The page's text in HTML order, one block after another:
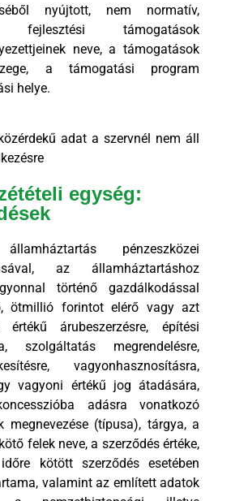
nyújtott, nem normatív,
fejlesztési támogatások
neve, a támogatások
a támogatási program
helye.
adat a szervnél nem áll
egység:
pénzeszközei
az államháztartáshoz
történő gazdálkodással
ötmillió forintot elérő vagy azt
értékű árubeszerzésre, építési
szolgáltatás megrendelésre,
vagyonhasznosításra,
vagyoni értékű jog átadására,
adásra vonatkozó
megnevezése (típusa), tárgya, a
felek neve, a szerződés értéke,
kötött szerződés esetében
valamint az említett adatok